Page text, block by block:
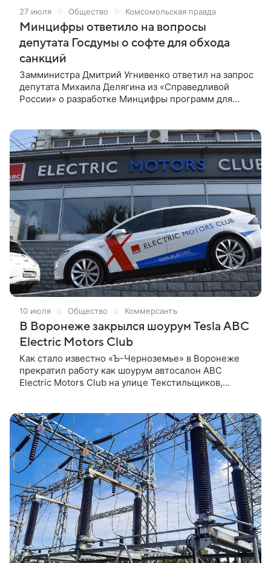
27 июля Общество Комсомольская правда
Минцифры ответило на вопросы
депутата Госдумы о софте для обхода
санкций
Замминистра Дмитрий Угнивенко ответил на запрос
депутата Михаила Делягина из «Справедливой
России» о разработке Минцифры программ для
10 июля Общество Коммерсантъ
В Воронеже закрылся шоурум Tesla АВС
Electric Motors Club
Как стало известно «Ъ-Черноземье» в Воронеже
прекратил работу как шоурум автосалон АВС
Electric Motors Club на улице Текстильщиков,
момент открытия в 2018 году первым в России за
пределами Москвы шоурумом, в котором
продавались только электрокары. Спустя более
восьми лет работы компания сменила профиль и
теперь специализируется на поставках
автомобилей преимущественно из Китая под заказ.
Продажа электрокаров из наличия стала
нерентабельной после роста утильсбора, поэтому
автосалон закрыт, а вместо него продолжают
работать два клиентских офиса, рассказал «Ъ-
Черноземье» бенефициар проекта Роман Рябых.